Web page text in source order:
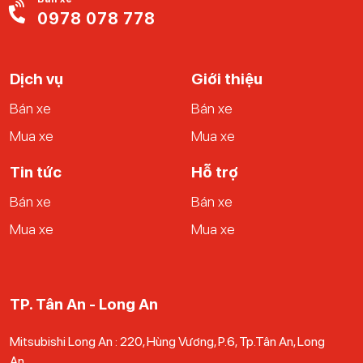
khách có thể liên hệ với Ucar để nhận thêm tư vấn từ nhân
viên nhé.
0978 078 778
Dịch vụ
Bán xe
Mua xe
Giới thiệu
Bán xe
Mua xe
Tin tức
Bán xe
Mua xe
Hỗ trợ
Bán xe
Mua xe
TP. Tân An - Long An
Mitsubishi Long An : 220, Hùng Vương, P.6, Tp.Tân An, Long